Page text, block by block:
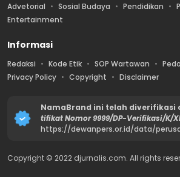
Advetorial
Sosial Budaya Pendidikan
Entertainment
Informasi
Redaksi Kode Etik SOP Wartawan
Privacy Policy
Copyright Disclaimer
NamaBrand ini telah diverifikasi
tifikat Nomor 9999/DP-Verifikasi/K/
https://dewanpers.or.id/data/
Copyright © 2022 djurnalis.com. All rights